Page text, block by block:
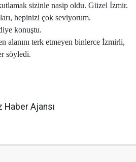
sizinle nasip oldu. Güzel İzmir.
hepinizi çok seviyorum.
konuştu.
alanını terk etmeyen binlerce İzmirli,
söyledi.
Haber Ajansı